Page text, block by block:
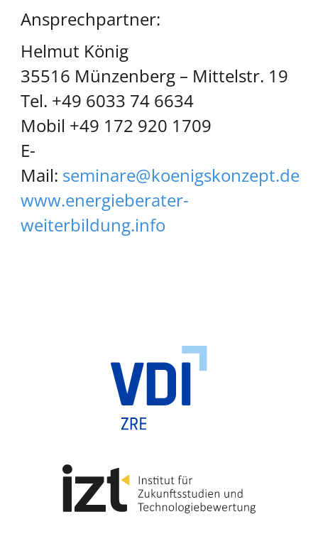
Ansprechpartner:
Helmut König
35516 Münzenberg – Mittelstr. 19
Tel. +49 6033 74 6634
Mobil +49 172 920 1709
E-
Mail: seminare@koenigskonzept.de
www.energieberater-
weiterbildung.info